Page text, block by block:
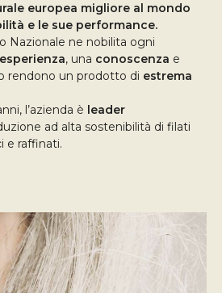
europea migliore al mondo
e le sue performance.
Nazionale ne nobilita ogni
esperienza, una conoscenza e
rendono un prodotto di estrema
l’azienda è leader
ad alta sostenibilità di filati
e raffinati.